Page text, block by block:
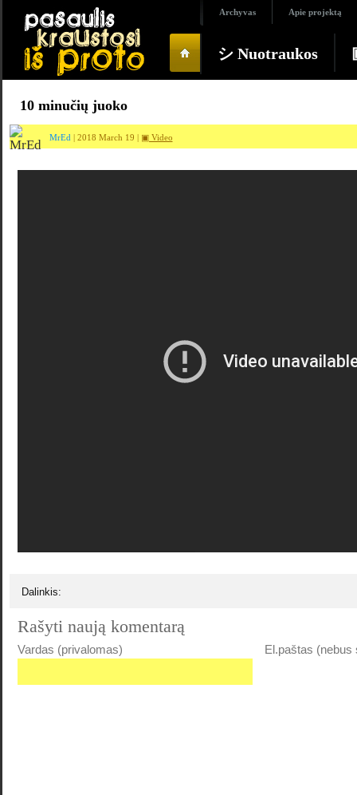
Archyvas Apie projektą
シ Nuotraukos
10 minučių juoko
MrEd | 2018 March 19 | ▣ Video
Dalinkis:
Rašyti naują komentarą
Vardas (privalomas) El.paštas